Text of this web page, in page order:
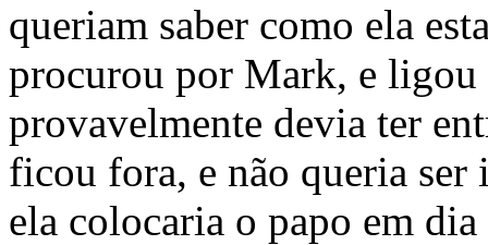
queriam saber como ela
procurou por Mark, e ligou
provavelmente devia ter
ficou fora, e não queria ser
ela colocaria o papo em